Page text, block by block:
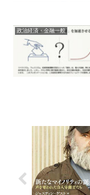
政治経済・金融一般